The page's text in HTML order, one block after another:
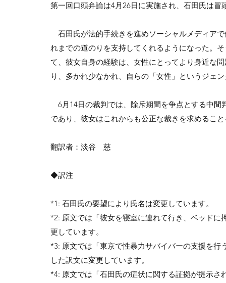
第一回口頭弁論は4月26日に実施され、石田氏は冒
石田氏が法的手続きを進めソーシャルメディア
れまでの道のりを支持してくれるようになった。
て、彼女自身の経験は、女性にとってより身近な
り、多かれ少なかれ、自らの「女性」というジェ
6月14日の裁判では、除斥期間を争点とする中間
であり、彼女はこれからも公正な裁きを求めるこ
翻訳者：淡谷 慈
◆訳注
*1: 石田氏の要望により氏名は変更しています。
*2: 原文では「彼女を寝室に連れて行き、ベッド
更しています。
*3: 原文では「東京で性暴力サバイバーの支援を行
した訳文に変更しています。
*4: 原文では「石田氏の症状に関する証拠が提示